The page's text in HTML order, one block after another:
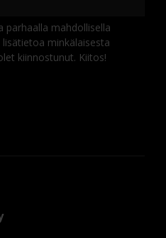
parhaalla mahdollisella
minkälaisesta
kiinnostunut. Kiitos!